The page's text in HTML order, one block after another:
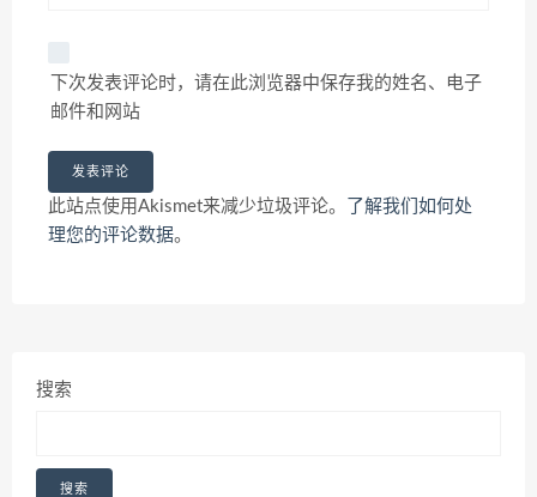
下次发表评论时，请在此浏览器中保存我的姓名、电子
邮件和网站
此站点使用Akismet来减少垃圾评论。
了解我们如何处
理您的评论数据。
搜索
搜索